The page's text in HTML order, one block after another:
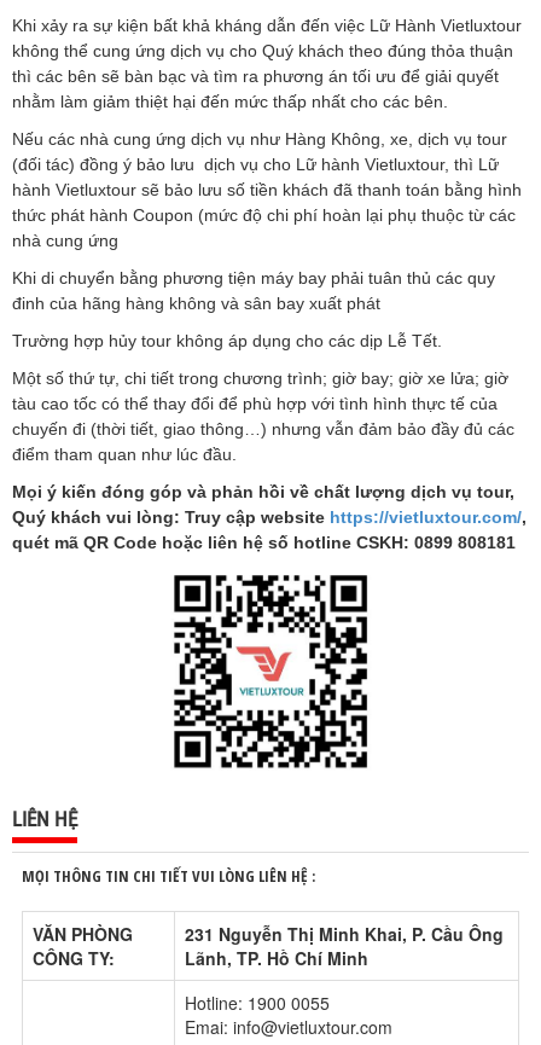
Khi xảy ra sự kiện bất khả kháng dẫn đến việc Lữ Hành Vietluxtour
không thể cung ứng dịch vụ cho Quý khách theo đúng thỏa thuận
thì các bên sẽ bàn bạc và tìm ra phương án tối ưu để giải quyết
nhằm làm giảm thiệt hại đến mức thấp nhất cho các bên.
Nếu các nhà cung ứng dịch vụ như Hàng Không, xe, dịch vụ tour
(đối tác) đồng ý bảo lưu dịch vụ cho Lữ hành Vietluxtour, thì Lữ
hành Vietluxtour sẽ bảo lưu số tiền khách đã thanh toán bằng hình
thức phát hành Coupon (mức độ chi phí hoàn lại phụ thuộc từ các
nhà cung ứng
Khi di chuyển bằng phương tiện máy bay phải tuân thủ các quy
đinh của hãng hàng không và sân bay xuất phát
Trường hợp hủy tour không áp dụng cho các dịp Lễ Tết.
Một số thứ tự, chi tiết trong chương trình; giờ bay; giờ xe lửa; giờ
tàu cao tốc có thể thay đổi để phù hợp với tình hình thực tế của
chuyến đi (thời tiết, giao thông…) nhưng vẫn đảm bảo đầy đủ các
điểm tham quan như lúc đầu.
Mọi ý kiến đóng góp và phản hồi về chất lượng dịch vụ tour,
Quý khách vui lòng: Truy cập website https://vietluxtour.com/,
quét mã QR Code hoặc liên hệ số hotline CSKH: 0899 808181
LIÊN HỆ
MỌI THÔNG TIN CHI TIẾT VUI LÒNG LIÊN HỆ :
VĂN PHÒNG
CÔNG TY:
231 Nguyễn Thị Minh Khai, P. Cầu Ông
Lãnh, TP. Hồ Chí Minh
Hotline: 1900 0055
Emai: info@vietluxtour.com